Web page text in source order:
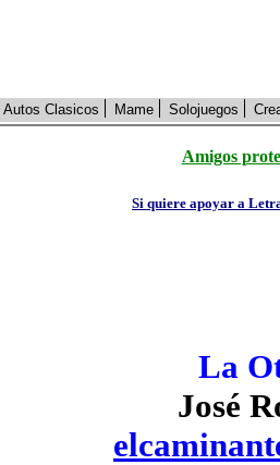
Autos Clasicos Mame Solojuegos
Amigos
Si quiere apoyar a
La
José